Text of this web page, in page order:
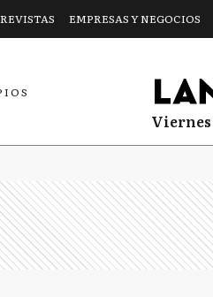
EMPRESAS Y NEGOCIOS